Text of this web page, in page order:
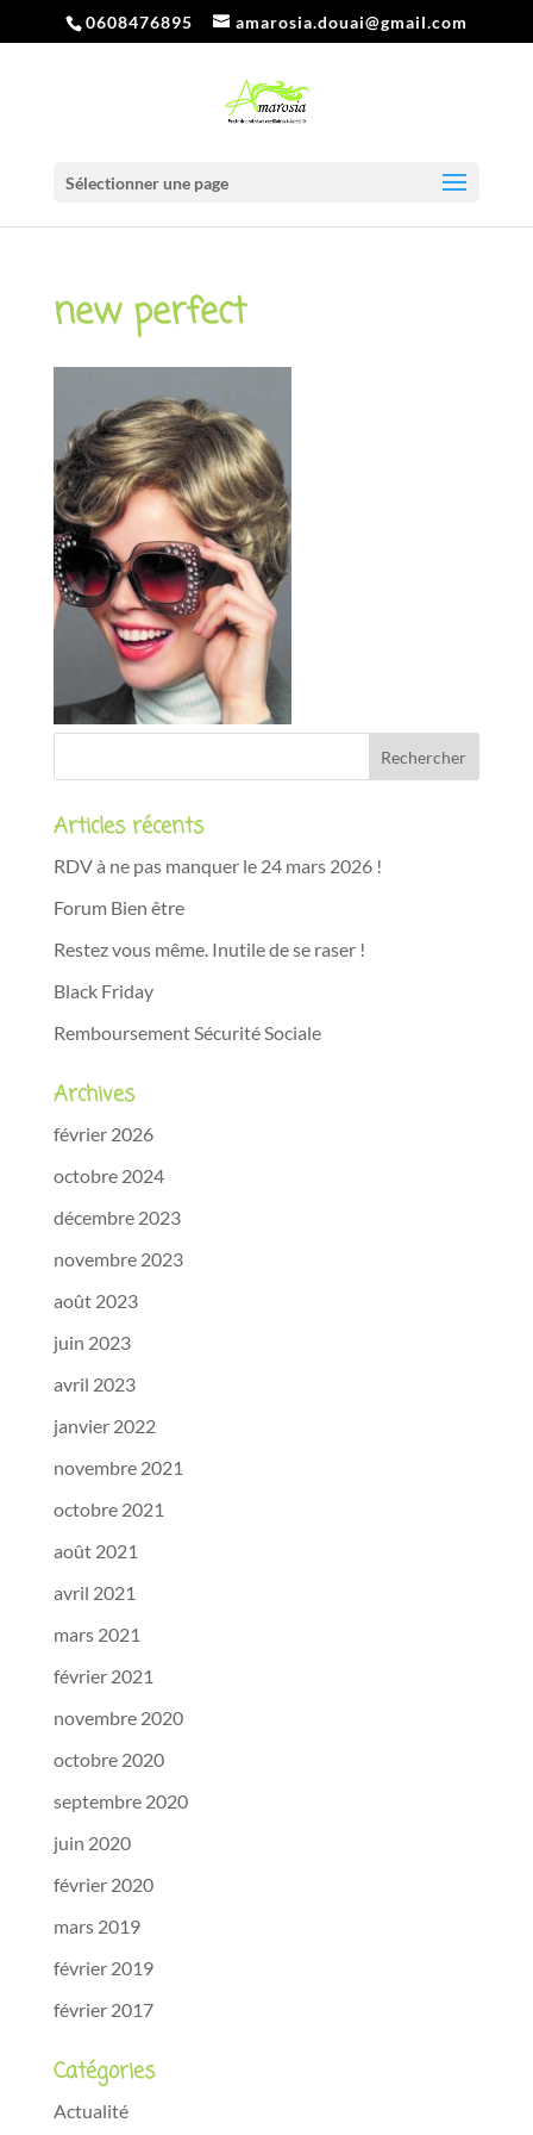
0608476895 amarosia.douai@gmail.com
Sélectionner une page
new perfect
Articles récents
RDV à ne pas manquer le 24 mars 2026 !
Forum Bien être
Restez vous même. Inutile de se raser !
Black Friday
Remboursement Sécurité Sociale
Archives
février 2026
octobre 2024
décembre 2023
novembre 2023
août 2023
juin 2023
avril 2023
janvier 2022
novembre 2021
octobre 2021
août 2021
avril 2021
mars 2021
février 2021
novembre 2020
octobre 2020
septembre 2020
juin 2020
février 2020
mars 2019
février 2019
février 2017
Catégories
Actualité